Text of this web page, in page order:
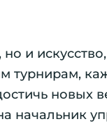
но и
турнирам,
новых
начальник